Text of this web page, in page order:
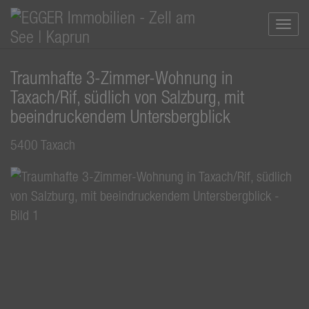
Traumhafte 3-Zimmer-Wohnung in
Taxach/Rif, südlich von Salzburg, mit
beeindruckendem Untersbergblick
5400 Taxach